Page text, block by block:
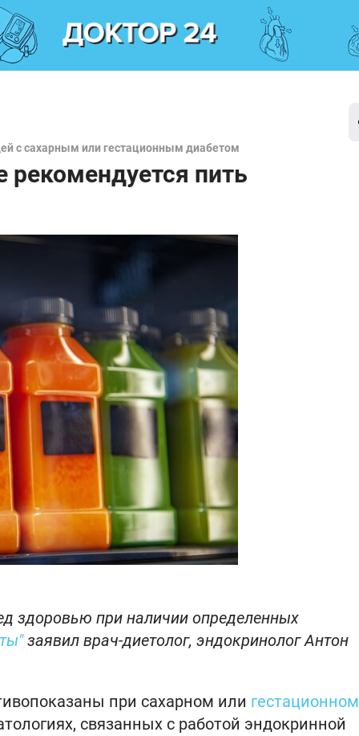
с сахарным или гестационным диабетом
рекомендуется пить
здоровью при наличии определенных
заявил врач-диетолог, эндокринолог Антон
при сахарном или гестационном
связанных с работой эндокринной